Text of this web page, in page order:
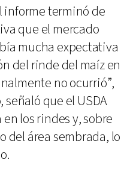
informe terminó de
que el mercado
mucha expectativa
del rinde del maíz en
no ocurrió”,
que el USDA
los rindes y, sobre
del área sembrada, lo